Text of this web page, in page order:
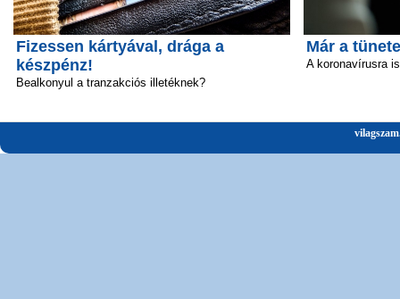
Fizessen kártyával, drága a
készpénz!
Bealkonyul a tranzakciós illetéknek?
Már a
A koronavírusra